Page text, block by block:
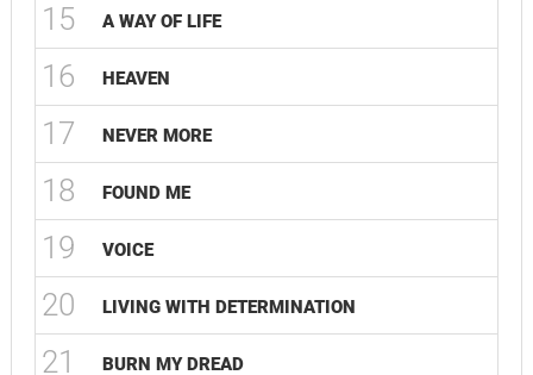
15 A WAY OF LIFE
16 HEAVEN
17 NEVER MORE
18 FOUND ME
19 VOICE
20 LIVING WITH DETERMINATION
21 BURN MY DREAD